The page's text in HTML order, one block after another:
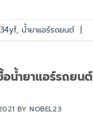
, น้ำยาแอร์รถยนต์ |
น้ำยาแอร์รถยนต์
BYNOBEL23